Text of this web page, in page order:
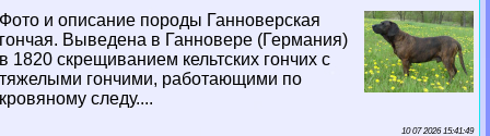
Фото и описание породы Ганноверская
гончая. Выведена в Ганновере (Германия)
в 1820 скрещиванием кельтских гончих с
тяжелыми гончими, работающими по
кровяному следу....
10 07 2026 15:41:49